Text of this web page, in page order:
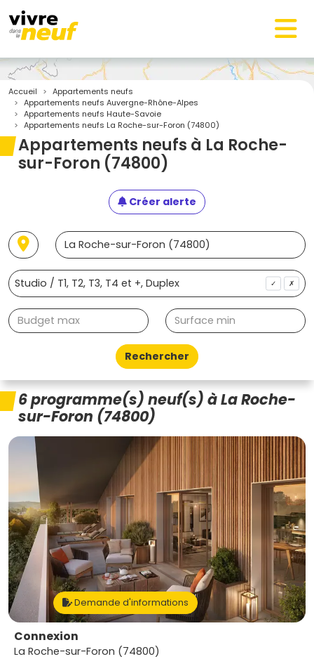
Accueil
Appartements neufs
Appartements neufs Auvergne-Rhône-Alpes
Appartements neufs Haute-Savoie
Appartements neufs La Roche-sur-Foron (74800)
Appartements neufs à La Roche-
sur-Foron (74800)
Créer alerte
✓ ✗
Rechercher
6 programme(s) neuf(s) à La Roche-
sur-Foron (74800)
Demande d'informations
Connexion
La Roche-sur-Foron (74800)